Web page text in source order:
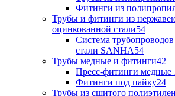
Фитинги из
Трубы и фитинги из
оцинкованной стали54
Система
стали SANHA54
Трубы медные и фитинги42
Пресс-фитинги медные
Фитинги под пайку24
Трубы из сшитого